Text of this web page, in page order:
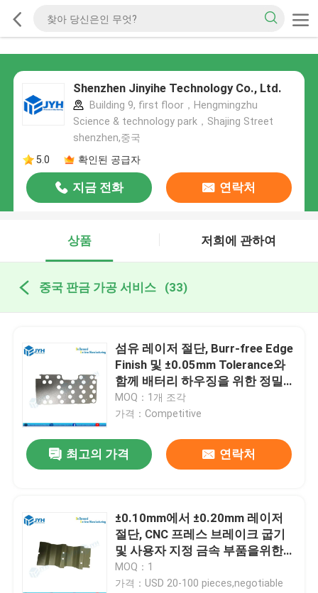
Shenzhen Jinyihe Technology Co., Ltd.
Building 9, first floor，Hengmingzhu
Science & technology park，Shajing Street
shenzhen,중국
5.0
확인된 공급자
지금 전화 연락처
상품 저희에 관하여
중국 판금 가공 서비스 (33)
섬유 레이저 절단, Burr-free Edge
Finish 및 ±0.05mm Tolerance와
함께 배터리 하우징을 위한 정밀
레이저 절단 부품
MOQ：1개 조각
가격：Competitive
최고의 가격 연락처
±0.10mm에서 ±0.20mm 레이저
절단, CNC 프레스 브레이크 굽기
및 사용자 지정 금속 부품을위한
TIG 용접 조립
MOQ：1
가격：USD 20-100 pieces,negotiable